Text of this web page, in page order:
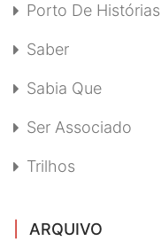
Porto De Histórias
Saber
Sabia Que
Ser Associado
Trilhos
ARQUIVO